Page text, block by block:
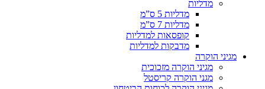
מדליות
מדליות 5 ס”מ
מדליות 7 ס”מ
קופסאות למדליות
מדבקות למדליות
מגיני הוקרה
מגיני הוקרה מזכוכית
מגני הוקרה קריסטל